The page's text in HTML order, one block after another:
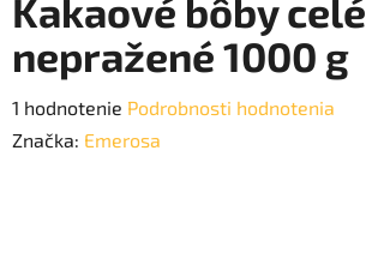
Kakaové bôby celé
nepražené 1000 g
Priemerné
hodnotenie
1 hodnotenie Podrobnosti hodnotenia
Značka: Emerosa